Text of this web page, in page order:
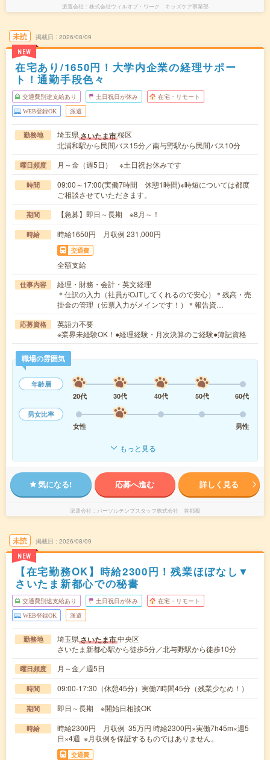
派遣会社 株式会社ウィルオブ・ワーク キッズケア事業部
未読
NEW
掲載日 2026/08/09
在宅あり/1650円！大学内企業の経理サポー
ト！通勤手段色々
交通費別途支給あり 土日祝日が休み 在宅・リモート
WEB登録OK 派遣
勤務地 埼玉県さいたま市桜区
北浦和駅から民間バス15分／南与野駅から民間バス10分
曜日頻度 月～金（週5日） ※土日祝お休みです
時間
09:00～17:00(実働7時間 休憩1時間)※時短については都度
ご相談させていただきます。
期間 【急募】即日～長期 ※8月～！
時給 時給1650円 月収例 231,000円
交通費
全額支給
仕事内容
経理・財務・会計・英文経理
＊仕訳の入力（社員がOJTしてくれるので安心）＊残高・売
掛金の管理（伝票入力がメインです！）＊報告資…
応募資格
英語力不要
※業界未経験OK！●経理経験・月次決算のご経験●簿記資格
職場の雰囲気
年齢層
20代
30代 40代 50代
60代
男女比率
女性
男性
もっと見る
気になる! 応募へ進む 詳しく見る
派遣会社 パーソルテンプスタッフ株式会社 首都圏
未読
NEW
掲載日 2026/08/09
【在宅勤務OK】時給2300円！残業ほぼなし▼
さいたま新都心での秘書
交通費別途支給あり 土日祝日が休み 在宅・リモート
WEB登録OK 派遣
勤務地 埼玉県さいたま市中央区
さいたま新都心駅から徒歩5分／北与野駅から徒歩10分
曜日頻度 月～金／週5日
時間 09:00-17:30（休憩45分）実働7時間45分（残業少なめ！）
期間 即日～長期 ※開始日相談OK
時給
時給2300円 月収例 35万円 時給2300円×実働7h45m×週5
日×4週 ※月収例を保証するものではありません。
交通費